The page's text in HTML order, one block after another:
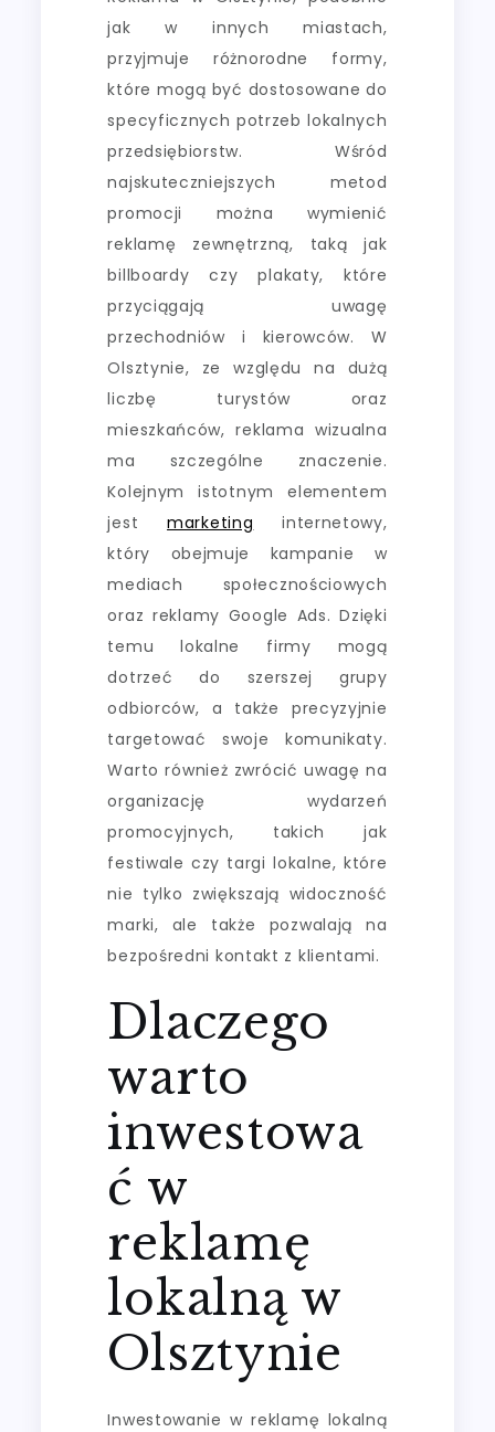
jak w innych miastach,
przyjmuje różnorodne formy,
które mogą być dostosowane do
specyficznych potrzeb lokalnych
przedsiębiorstw. Wśród
najskuteczniejszych metod
promocji można wymienić
reklamę zewnętrzną, taką jak
billboardy czy plakaty, które
przyciągają uwagę
przechodniów i kierowców. W
Olsztynie, ze względu na dużą
liczbę turystów oraz
mieszkańców, reklama wizualna
ma szczególne znaczenie.
Kolejnym istotnym elementem
jestmarketing internetowy,
który obejmuje kampanie w
mediach społecznościowych
oraz reklamy Google Ads. Dzięki
temu lokalne firmy mogą
dotrzeć do szerszej grupy
odbiorców, a także precyzyjnie
targetować swoje komunikaty.
Warto również zwrócić uwagę na
organizację wydarzeń
promocyjnych, takich jak
festiwale czy targi lokalne, które
nie tylko zwiększają widoczność
marki, ale także pozwalają na
bezpośredni kontakt z klientami.
Dlaczego
warto
inwestowa
ć w
reklamę
lokalną w
Olsztynie
Inwestowanie w reklamę lokalną